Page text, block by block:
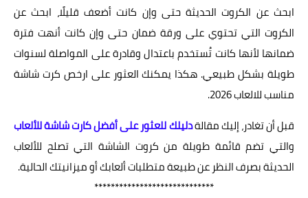
ابحث عن الكروت الحديثة حتى وإن كانت أضعف قليلًا، ابحث عن
الكروت التي تحتوي على ورقة ضمان حتى وإن كانت أنهت فترة
ضمانها لأنها كانت تُستخدم باعتدال وقادرة على المواصلة لسنوات
طويلة بشكل طبيعي. هكذا يمكنك العثور على ارخص كرت شاشة
مناسب للالعاب 2026.
قبل أن تغادر، إليك مقالةدليلك للعثور على أفضل كارت شاشة للألعاب
والتي تضم قائمة طويلة من كروت الشاشة التي تصلح للألعاب
الحديثة بصرف النظر عن طبيعة متطلبات ألعابك أو ميزانيتك الحالية.
*****************************